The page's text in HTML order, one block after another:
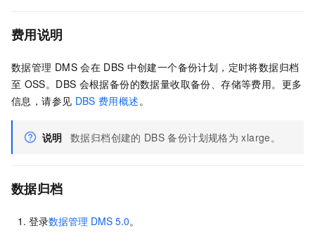
费用说明
数据管理 DMS 会在 DBS 中创建一个备份计划，定时将数据归档
至 OSS。DBS 会根据备份的数据量收取备份、存储等费用。更多
信息，请参见 DBS 费用概述。
说明 数据归档创建的 DBS 备份计划规格为 xlarge。
数据归档
登录数据管理 DMS 5.0。